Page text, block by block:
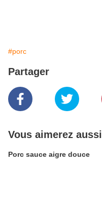
#porc
Partager
Vous aimerez aussi
Porc sauce aigre douce